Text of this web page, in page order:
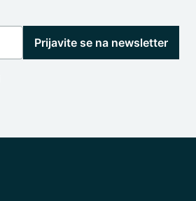
Prijavite se na newsletter